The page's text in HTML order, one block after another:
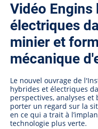
Vidéo Engins
électriques
minier et
mécanique
Le nouvel ouvrage de
hybrides et électriques
perspectives, analyses
porter un regard sur la
en ce qui a trait à
technologie plus verte.